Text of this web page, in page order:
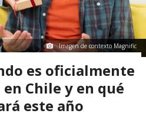
Imagen de contexto Magnific
es oficialmente
Chile y en qué
este año